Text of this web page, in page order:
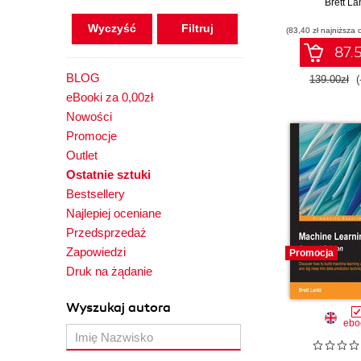
Wyczyść
BLOG
eBooki za 0,00zł
Nowości
Promocje
Outlet
Ostatnie sztuki
Bestsellery
Najlepiej oceniane
Przedsprzedaż
Zapowiedzi
Druk na żądanie
Wyszukaj autora
od
ewaluację i
data.
Brett
(83,40 zł najniższa
139.00zł
Promocja